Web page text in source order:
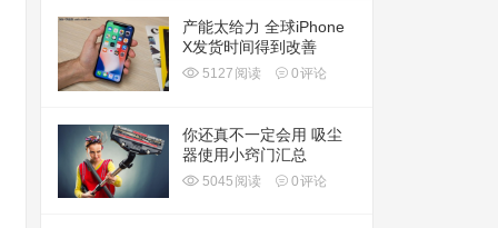
产能太给力 全球iPhone
X发货时间得到改善
5127 阅读 0评论
你还真不一定会用 吸尘
器使用小窍门汇总
5045 阅读 0评论